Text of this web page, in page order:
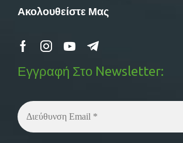
Ακολουθείστε Μας
Εγγραφή Στο Newsletter: